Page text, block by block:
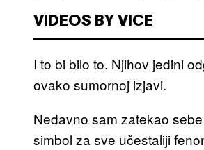
VIDEOS BY VICE
I to bi bilo to. Njihov jedini
ovako sumornoj izjavi.
Nedavno sam zatekao
simbol za sve učestaliji